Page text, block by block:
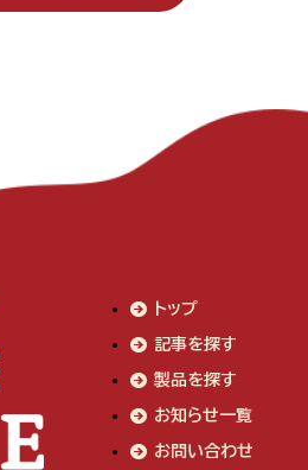
トップ
記事を探す
製品を探す
お知らせ一覧
お問い合わせ